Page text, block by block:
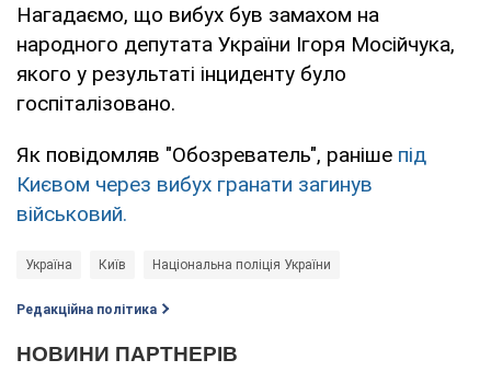
Нагадаємо, що вибух був замахом на
народного депутата України Ігоря Мосійчука,
якого у результаті інциденту було
госпіталізовано.
Як повідомляв "Обозреватель", раніше під
Києвом через вибух гранати загинув
військовий.
Україна Київ Національна поліція України
Редакційна політика